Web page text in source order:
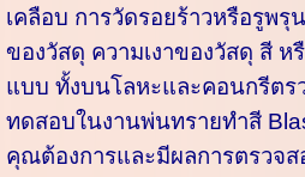
เคลือบ การวัดรอยร้าวหรือรูพรุ
ของวัสดุ ความเงาของวัสดุ สี ห
แบบ ทั้งบนโลหะและคอนกรีตร
ทดสอบในงานพ่นทรายทำสี
คุณต้องการและมีผลการตรวจ